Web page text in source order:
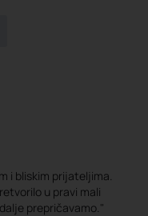
i bliskim prijateljima.
u pravi mali
prepričavamo."